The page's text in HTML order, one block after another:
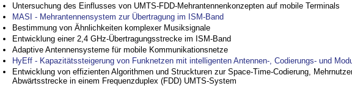
Untersuchung des Einflusses von UMTS-FDD-Mehrantennenkonzepten auf mobile Terminals
MASI - Mehrantennensystem zur Übertragung im ISM-Band
Bestimmung von Ähnlichkeiten komplexer Musiksignale
Entwicklung einer 2,4 GHz-Übertragungsstrecke im ISM-Band
Adaptive Antennensysteme für mobile Kommunikationsnetze
HyEff - Kapazitätssteigerung von Funknetzen mit intelligenten Antennen-, Codierungs- und
Entwicklung von effizienten Algorithmen und Struckturen zur Space-Time-Codierung,
Abwärtsstrecke in einem Frequenzduplex (FDD) UMTS-System